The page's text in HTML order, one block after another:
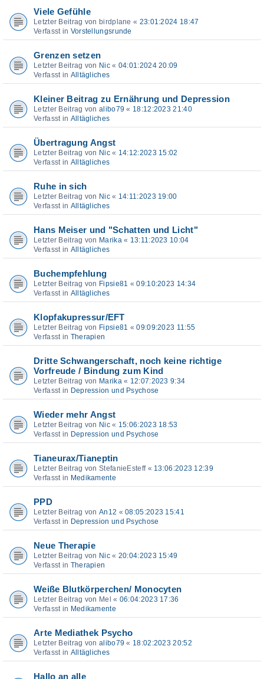
Viele Gefühle
Letzter Beitrag von birdplane « 23:01:2024 18:47
Verfasst in Vorstellungsrunde
Grenzen setzen
Letzter Beitrag von Nic« 04:01:2024 20:09
Verfasst in Alltägliches
Kleiner Beitrag zu Ernährung und Depression
Letzter Beitrag von alibo79 « 18:12:2023 21:40
Verfasst in Alltägliches
Übertragung Angst
Letzter Beitrag von Nic« 14:12:2023 15:02
Verfasst in Alltägliches
Ruhe in sich
Letzter Beitrag von Nic« 14:11:2023 19:00
Verfasst in Alltägliches
Hans Meiser und "Schatten und Licht"
Letzter Beitrag von Marika« 13:11:2023 10:04
Verfasst in Alltägliches
Buchempfehlung
Letzter Beitrag von Fipsie81 «09:10:2023 14:34
Verfasst in Alltägliches
Klopfakupressur/EFT
Letzter Beitrag von Fipsie81 «09:09:2023 11:55
Verfasst in Therapien
Dritte Schwangerschaft, noch keine richtige
Vorfreude / Bindung zum Kind
Letzter Beitrag von Marika« 12:07:2023 9:34
Verfasst in Depression und Psychose
Wieder mehr Angst
Letzter Beitrag von Nic« 15:06:2023 18:53
Verfasst in Depression und Psychose
Tianeurax/Tianeptin
Letzter Beitrag vonStefanieEsteff« 13:06:2023 12:39
Verfasst in Medikamente
PPD
Letzter Beitrag von An12 «08:05:2023 15:41
Verfasst in Depression und Psychose
Neue Therapie
Letzter Beitrag von Nic« 20:04:2023 15:49
Verfasst in Therapien
Weiße Blutkörperchen/ Monocyten
Letzter Beitrag von Mel « 06:04:2023 17:36
Verfasst in Medikamente
Arte Mediathek Psycho
Letzter Beitrag von alibo79 « 18:02:2023 20:52
Verfasst in Alltägliches
Hallo an alle